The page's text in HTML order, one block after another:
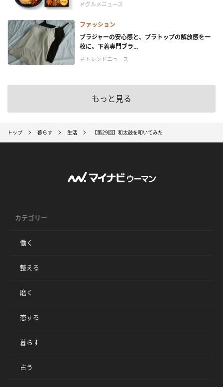
＃グルメニュース
ファッション
ブラジャーの安心感と、ブラトップの解放感を一
枚に。下着専門ブラ...
＃トレンドニュース
もっと見る
トップ 暮らす 生活 【第29回】和太鼓を叩いてみた
カテゴリー
働く
整える
磨く
恋する
暮らす
占う